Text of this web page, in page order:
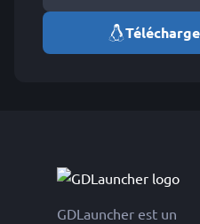
GDLauncher est un